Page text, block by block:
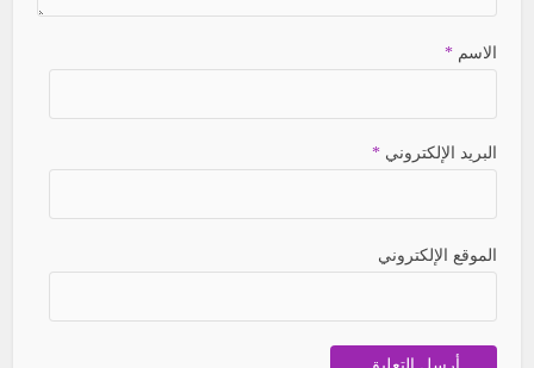
الاسم*
البريد الإلكتروني*
الموقع الإلكتروني